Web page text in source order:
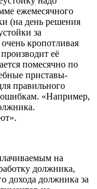
ежемесячного
(на день решения
за
кропотливая
её
помесячно по
приставы-
правильного
ошибкам. «Например,
на
должника,
дохода должника за